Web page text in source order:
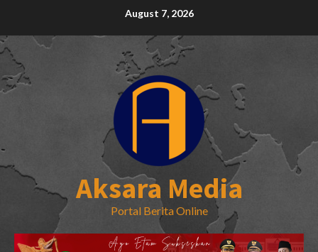
content
August 7, 2026
Aksara Media
Portal Berita Online